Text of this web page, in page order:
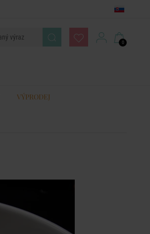
0
VÝPRODEJ